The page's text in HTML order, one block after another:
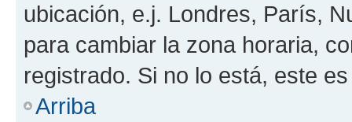
ubicación, e.j. Londres, París,
para cambiar la zona horaria,
registrado. Si no lo está, este
Arriba